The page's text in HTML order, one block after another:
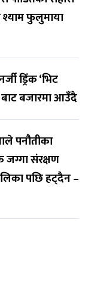
श्याम फुलुमाया
ड्रिंक ‘भिट
बजारमा आउँदै
पनौतीका
जग्गा संरक्षण
पछि हट्दैन –